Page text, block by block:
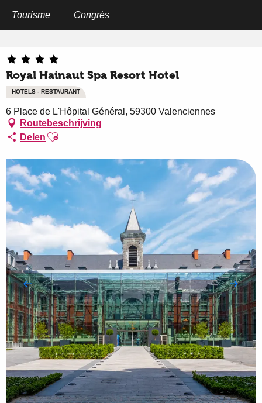
Tourisme Congrès
Royal Hainaut Spa Resort Hotel
HOTELS - RESTAURANT
6 Place de L'Hôpital Général, 59300 Valenciennes
Routebeschrijving
Delen Ajouter aux favoris